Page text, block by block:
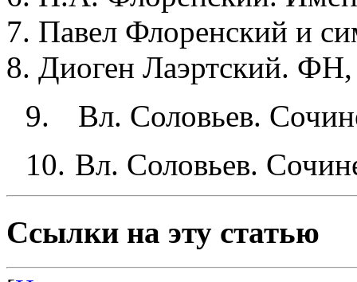
Павел Флоренский и
Диоген Лаэртский.
9.
Вл. Соловьев.
10. Вл. Соловьев.
Ссылки на эту статью